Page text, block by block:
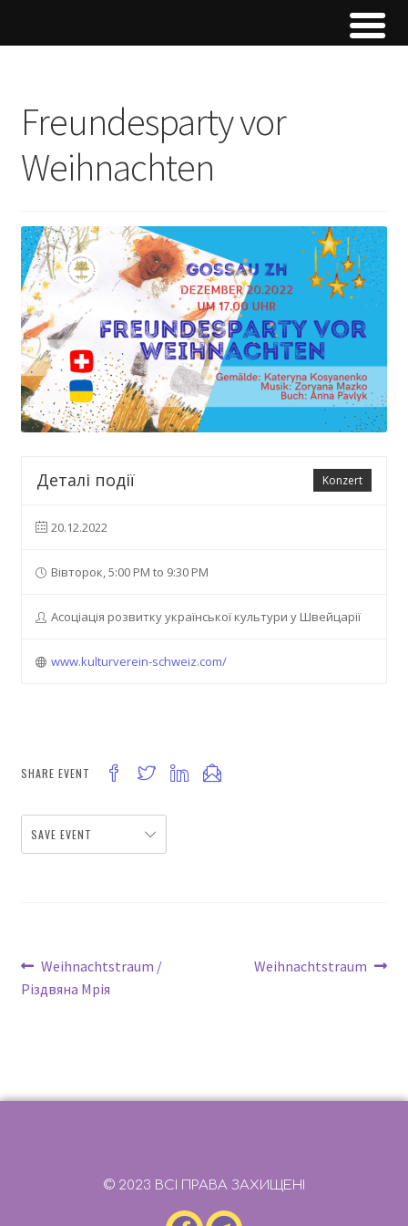
Freundesparty vor
Weihnachten
Konzert
Деталі події
20.12.2022
Вівторок, 5:00 PM to 9:30 PM
Асоціація розвитку української культури у Швейцарії
www.kulturverein-schweiz.com/
SHARE EVENT
SAVE EVENT
Weihnachtstraum /
Різдвяна Мрія
Weihnachtstraum
© 2023 ВСІ ПРАВА ЗАХИЩЕНІ